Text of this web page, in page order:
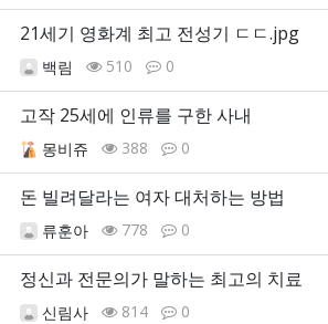
21세기 영화계 최고 전성기 ㄷㄷ.jpg
백림 510 0
고작 25세에 인류를 구한 사내
몽비쥬 388 0
돈 빌려달라는 여자 대처하는 방법
류훈아 778 0
정신과 전문의가 말하는 최고의 치료
신림사 814 0